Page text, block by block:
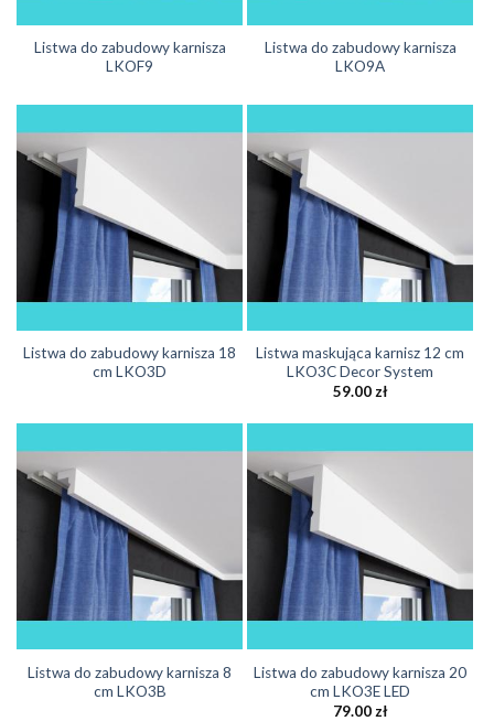
Listwa do zabudowy karnisza
LKOF9
Listwa do zabudowy karnisza
LKO9A
Listwa do zabudowy karnisza 18
cm LKO3D
Listwa maskująca karnisz 12 cm
LKO3C Decor System
59.00zł
Listwa do zabudowy karnisza 8
cm LKO3B
Listwa do zabudowy karnisza 20
cm LKO3E LED
79.00 zł